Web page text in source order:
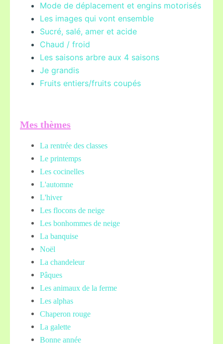
Mode de déplacement et engins motorisés
Les images qui vont ensemble
Sucré, salé, amer et acide
Chaud / froid
Les saisons arbre aux 4 saisons
Je grandis
Fruits entiers/fruits coupés
Mes thèmes
La rentrée des classes
Le printemps
Les cocinelles
L'automne
L'hiver
Les flocons de neige
Les bonhommes de neige
La banquise
Noël
La chandeleur
Pâques
Les animaux de la ferme
Les alphas
Chaperon rouge
La galette
Bonne année